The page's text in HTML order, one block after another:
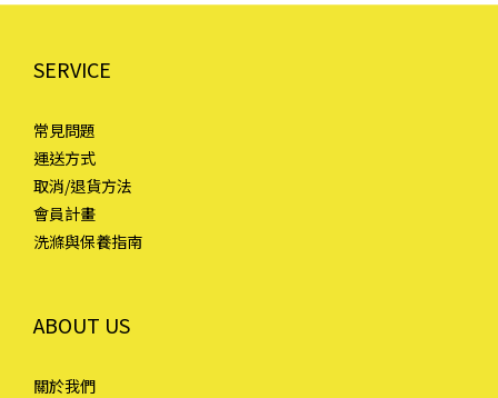
SERVICE
常見問題
運送方式
取消/退貨方法
會員計畫
洗滌與保養指南
ABOUT US
關於我們